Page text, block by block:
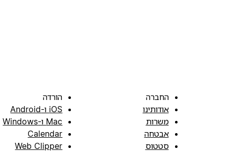
החברה
אודותינו
משרות
אבטחה
סטטוס
הורדה
iOS ו-Android
Mac ו-Windows
Calendar
Web Clipper